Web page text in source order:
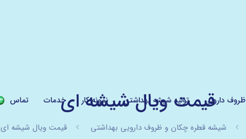
ظروف دارویی تولید شیشه بهداشتی نمونه کار خدمات تماس قیمت ویال شیشه ای
شیشه قطره چکان و ظروف دارویی بهداشتی قیمت ویال شیشه ای